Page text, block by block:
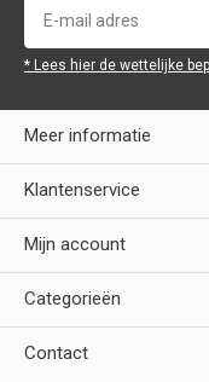
* Lees hier de wettelijke
Meer informatie
Klantenservice
Mijn account
Categorieën
Contact